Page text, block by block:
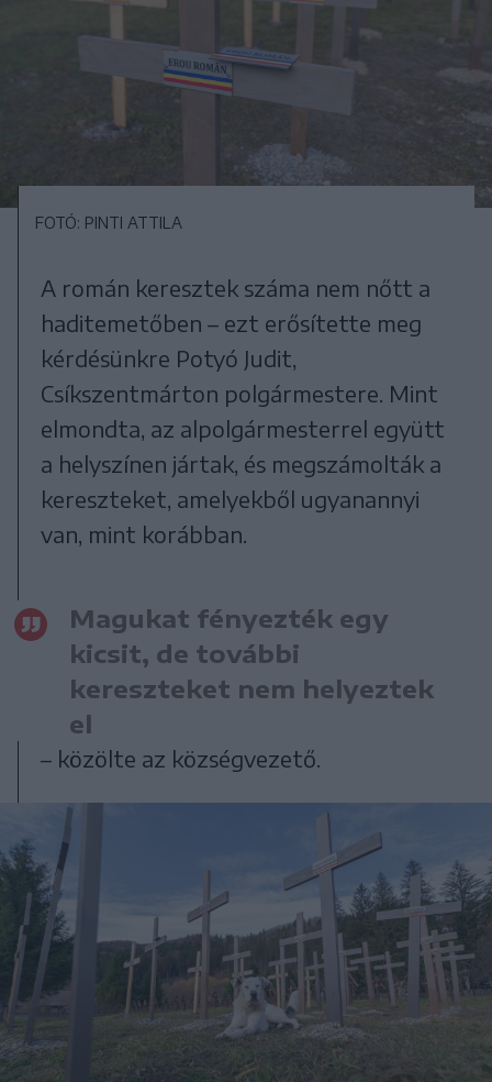
FOTÓ: PINTI ATTILA
A román keresztek száma nem nőtt a
haditemetőben – ezt erősítette meg
kérdésünkre Potyó Judit,
Csíkszentmárton polgármestere. Mint
elmondta, az alpolgármesterrel együtt
a helyszínen jártak, és megszámolták a
kereszteket, amelyekből ugyanannyi
van, mint korábban.
Magukat fényezték egy
kicsit, de további
kereszteket nem helyeztek
el
– közölte az községvezető.